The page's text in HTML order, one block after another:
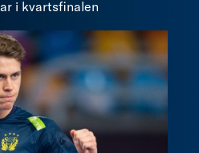
i kvartsfinalen